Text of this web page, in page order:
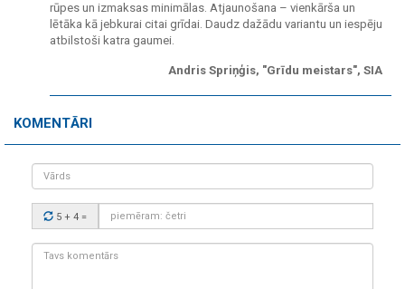
rūpes un izmaksas minimālas. Atjaunošana – vienkārša un
lētāka kā jebkurai citai grīdai. Daudz dažādu variantu un iespēju
atbilstoši katra gaumei.
Andris Spriņģis, "Grīdu meistars", SIA
KOMENTĀRI
Vārds
Drošības
kods:
5 + 4 =
Tavs